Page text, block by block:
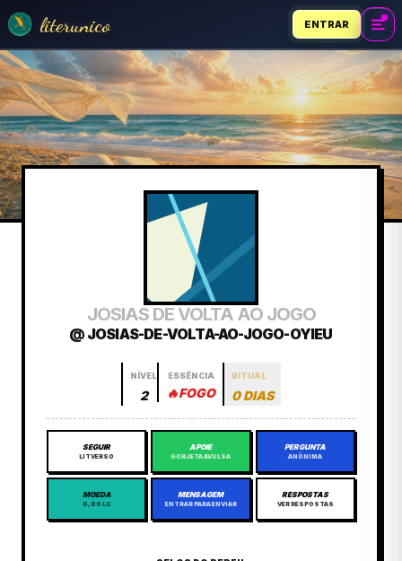
literunico ENTRAR
JOSIAS DE VOLTA AO JOGO
@ JOSIAS-DE-VOLTA-AO-JOGO-OYIEU
NÍVEL
2
ESSÊNCIA
🔥FOGO
RITUAL
0 DIAS
SEGUIR
LITVERSO
APOIE
GORJETA AVULSA
PERGUNTA
ANÔNIMA
MOEDA
0,00 LC
MENSAGEM
ENTRAR PARA ENVIAR
RESPOSTAS
VER RESPOSTAS